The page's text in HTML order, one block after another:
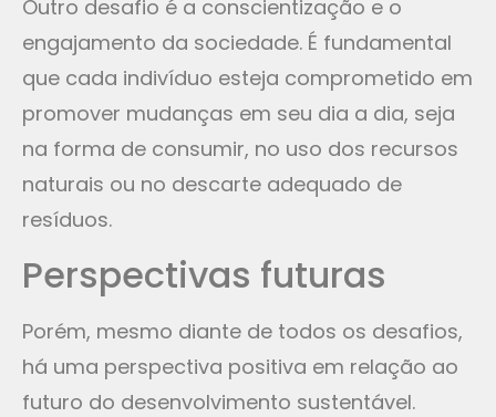
Outro desafio é a conscientização e o
engajamento da sociedade. É fundamental
que cada indivíduo esteja comprometido em
promover mudanças em seu dia a dia, seja
na forma de consumir, no uso dos recursos
naturais ou no descarte adequado de
resíduos.
Perspectivas futuras
Porém, mesmo diante de todos os desafios,
há uma perspectiva positiva em relação ao
futuro do desenvolvimento sustentável.